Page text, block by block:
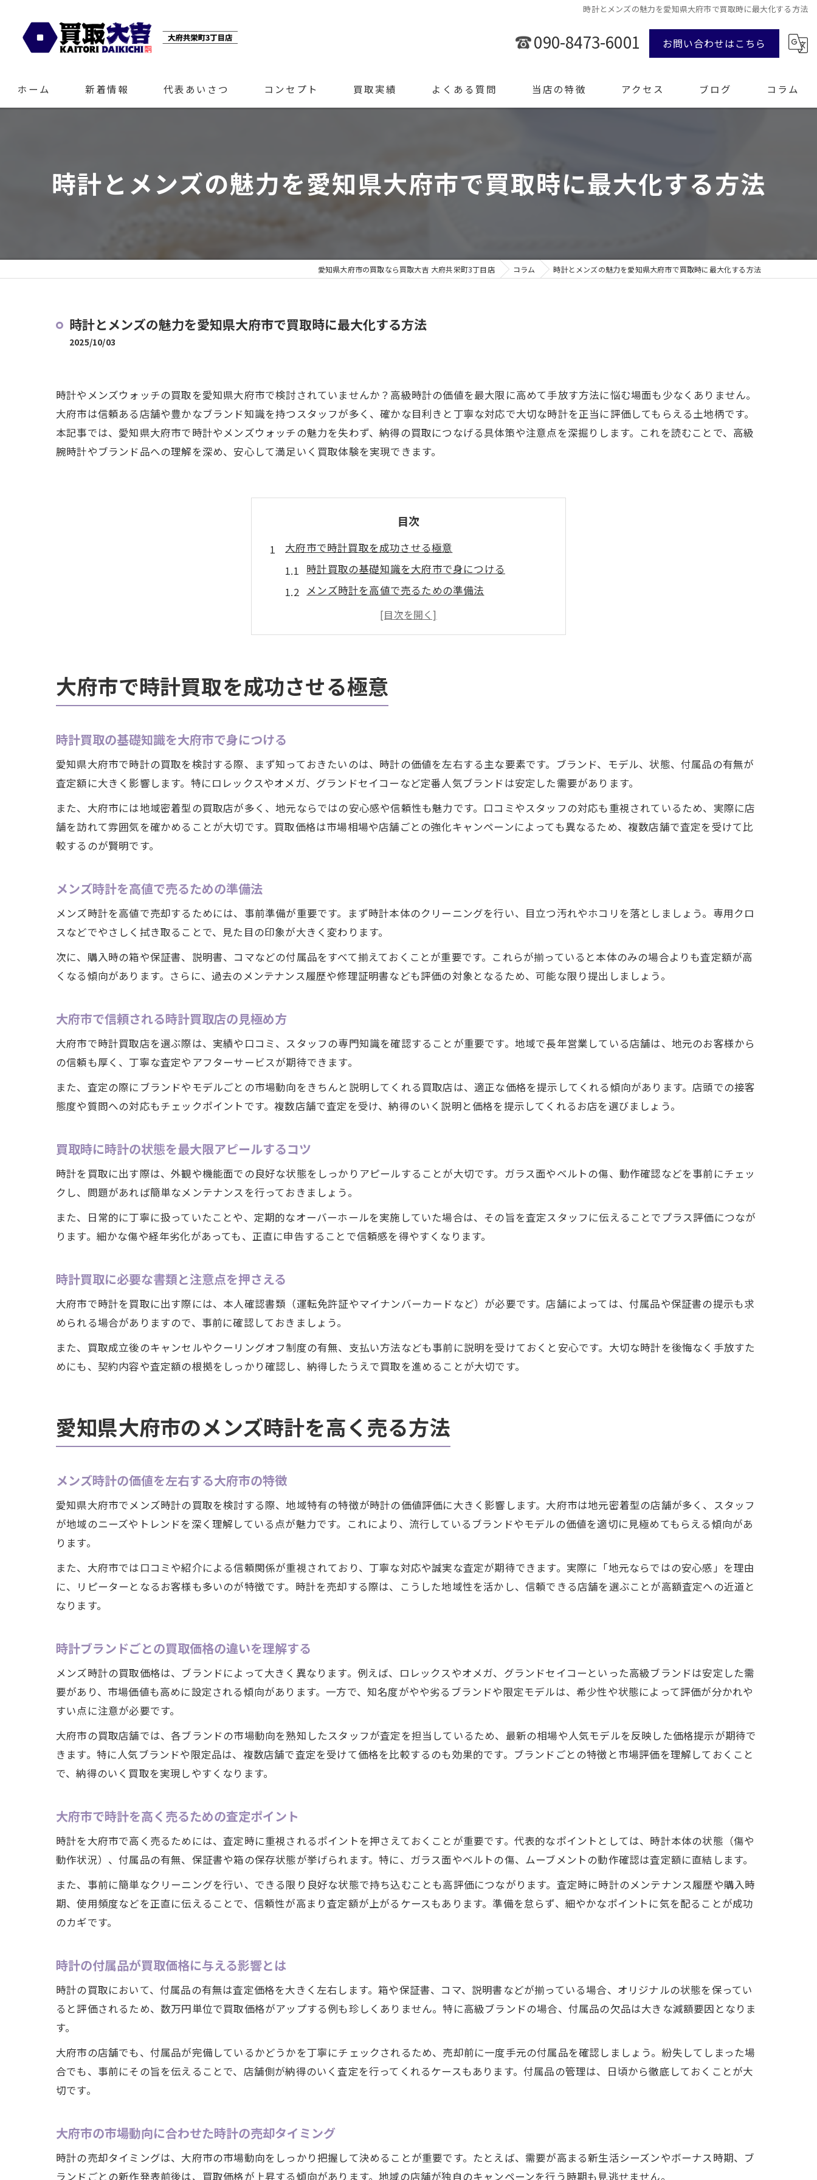
時計とメンズの魅力を愛知県大府市で買取時に最大化する方法
090-8473-6001 お問い合わせはこちら
ホーム 新着情報 代表あいさつ コンセプト 買取実績 よくある質問 当店の特徴
腕時計
アクセス ブログ コラム
時計とメンズの魅力を愛知県大府市で買取時に最大化する方法
愛知県大府市の買取なら買取大吉 大府共栄町3丁目店 コラム 時計とメンズの魅力を愛知県大府市で買取時に最大化する方法
時計とメンズの魅力を愛知県大府市で買取時に最大化する方法
2025/10/03
時計やメンズウォッチの買取を愛知県大府市で検討されていませんか？高級時計の価値を最大限に高めて手放す方法に悩む場面も少なくありません。
大府市は信頼ある店舗や豊かなブランド知識を持つスタッフが多く、確かな目利きと丁寧な対応で大切な時計を正当に評価してもらえる土地柄です。
本記事では、愛知県大府市で時計やメンズウォッチの魅力を失わず、納得の買取につなげる具体策や注意点を深掘りします。これを読むことで、高級
腕時計やブランド品への理解を深め、安心して満足いく買取体験を実現できます。
目次
大府市で時計買取を成功させる極意
時計買取の基礎知識を大府市で身につける
メンズ時計を高値で売るための準備法
大府市で信頼される時計買取店の見極め方
買取時に時計の状態を最大限アピールするコツ
愛知県大府市のメンズ時計を高く売る方法
メンズ時計の価値を左右する大府市の特徴
時計の付属品が買取価格に与える影響とは
大府市の市場動向に合わせた時計の売却タイミング
メンズ愛用の時計が大府市で注目される理由
大府市で注目されるメンズ時計の最新トレンド
時計を資産として考える大府市の視点
時計買取なら大府市で正当評価が受けられる
大府市の時計買取店が正当評価される理由
メンズ時計の真価を見抜く査定ポイント
正当評価を受けるための時計メンテナンス術
高級時計を大府市で納得価格で手放すコツ
高級時計を大府市で高値買取につなげる準備
時計の付加価値を伝えるポイントを知る
時計の状態管理で納得価格を目指す方法
高級時計売却時に損をしないための注意点
安心して時計を売るなら大府市が選ばれる訳
時計売却時のトラブル回避術を解説
大府市で時計買取を成功させる極意
時計買取の基礎知識を大府市で身につける
愛知県大府市で時計の買取を検討する際、まず知っておきたいのは、時計の価値を左右する主な要素です。ブランド、モデル、状態、付属品の有無が
査定額に大きく影響します。特にロレックスやオメガ、グランドセイコーなど定番人気ブランドは安定した需要があります。
また、大府市には地域密着型の買取店が多く、地元ならではの安心感や信頼性も魅力です。口コミやスタッフの対応も重視されているため、実際に店
舗を訪れて雰囲気を確かめることが大切です。買取価格は市場相場や店舗ごとの強化キャンペーンによっても異なるため、複数店舗で査定を受けて比
較するのが賢明です。
メンズ時計を高値で売るための準備法
メンズ時計を高値で売却するためには、事前準備が重要です。まず時計本体のクリーニングを行い、目立つ汚れやホコリを落としましょう。専用クロ
スなどでやさしく拭き取ることで、見た目の印象が大きく変わります。
次に、購入時の箱や保証書、説明書、コマなどの付属品をすべて揃えておくことが重要です。これらが揃っていると本体のみの場合よりも査定額が高
くなる傾向があります。さらに、過去のメンテナンス履歴や修理証明書なども評価の対象となるため、可能な限り提出しましょう。
大府市で信頼される時計買取店の見極め方
大府市で時計買取店を選ぶ際は、実績や口コミ、スタッフの専門知識を確認することが重要です。地域で長年営業している店舗は、地元のお客様から
の信頼も厚く、丁寧な査定やアフターサービスが期待できます。
また、査定の際にブランドやモデルごとの市場動向をきちんと説明してくれる買取店は、適正な価格を提示してくれる傾向があります。店頭での接客
態度や質問への対応もチェックポイントです。複数店舗で査定を受け、納得のいく説明と価格を提示してくれるお店を選びましょう。
買取時に時計の状態を最大限アピールするコツ
時計を買取に出す際は、外観や機能面での良好な状態をしっかりアピールすることが大切です。ガラス面やベルトの傷、動作確認などを事前にチェッ
クし、問題があれば簡単なメンテナンスを行っておきましょう。
また、日常的に丁寧に扱っていたことや、定期的なオーバーホールを実施していた場合は、その旨を査定スタッフに伝えることでプラス評価につなが
ります。細かな傷や経年劣化があっても、正直に申告することで信頼感を得やすくなります。
時計買取に必要な書類と注意点を押さえる
大府市で時計を買取に出す際には、本人確認書類（運転免許証やマイナンバーカードなど）が必要です。店舗によっては、付属品や保証書の提示も求
められる場合がありますので、事前に確認しておきましょう。
また、買取成立後のキャンセルやクーリングオフ制度の有無、支払い方法なども事前に説明を受けておくと安心です。大切な時計を後悔なく手放すた
めにも、契約内容や査定額の根拠をしっかり確認し、納得したうえで買取を進めることが大切です。
愛知県大府市のメンズ時計を高く売る方法
メンズ時計の価値を左右する大府市の特徴
愛知県大府市でメンズ時計の買取を検討する際、地域特有の特徴が時計の価値評価に大きく影響します。大府市は地元密着型の店舗が多く、スタッフ
が地域のニーズやトレンドを深く理解している点が魅力です。これにより、流行しているブランドやモデルの価値を適切に見極めてもらえる傾向があ
ります。
また、大府市では口コミや紹介による信頼関係が重視されており、丁寧な対応や誠実な査定が期待できます。実際に「地元ならではの安心感」を理由
に、リピーターとなるお客様も多いのが特徴です。時計を売却する際は、こうした地域性を活かし、信頼できる店舗を選ぶことが高額査定への近道と
なります。
時計ブランドごとの買取価格の違いを理解する
メンズ時計の買取価格は、ブランドによって大きく異なります。例えば、ロレックスやオメガ、グランドセイコーといった高級ブランドは安定した需
要があり、市場価値も高めに設定される傾向があります。一方で、知名度がやや劣るブランドや限定モデルは、希少性や状態によって評価が分かれや
すい点に注意が必要です。
大府市の買取店舗では、各ブランドの市場動向を熟知したスタッフが査定を担当しているため、最新の相場や人気モデルを反映した価格提示が期待で
きます。特に人気ブランドや限定品は、複数店舗で査定を受けて価格を比較するのも効果的です。ブランドごとの特徴と市場評価を理解しておくこと
で、納得のいく買取を実現しやすくなります。
大府市で時計を高く売るための査定ポイント
時計を大府市で高く売るためには、査定時に重視されるポイントを押さえておくことが重要です。代表的なポイントとしては、時計本体の状態（傷や
動作状況）、付属品の有無、保証書や箱の保存状態が挙げられます。特に、ガラス面やベルトの傷、ムーブメントの動作確認は査定額に直結します。
また、事前に簡単なクリーニングを行い、できる限り良好な状態で持ち込むことも高評価につながります。査定時に時計のメンテナンス履歴や購入時
期、使用頻度などを正直に伝えることで、信頼性が高まり査定額が上がるケースもあります。準備を怠らず、細やかなポイントに気を配ることが成功
のカギです。
時計の付属品が買取価格に与える影響とは
時計の買取において、付属品の有無は査定価格を大きく左右します。箱や保証書、コマ、説明書などが揃っている場合、オリジナルの状態を保ってい
ると評価されるため、数万円単位で買取価格がアップする例も珍しくありません。特に高級ブランドの場合、付属品の欠品は大きな減額要因となりま
す。
大府市の店舗でも、付属品が完備しているかどうかを丁寧にチェックされるため、売却前に一度手元の付属品を確認しましょう。紛失してしまった場
合でも、事前にその旨を伝えることで、店舗側が納得のいく査定を行ってくれるケースもあります。付属品の管理は、日頃から徹底しておくことが大
切です。
大府市の市場動向に合わせた時計の売却タイミング
時計の売却タイミングは、大府市の市場動向をしっかり把握して決めることが重要です。たとえば、需要が高まる新生活シーズンやボーナス時期、ブ
ランドごとの新作発表前後は、買取価格が上昇する傾向があります。地域の店舗が独自のキャンペーンを行う時期も見逃せません。